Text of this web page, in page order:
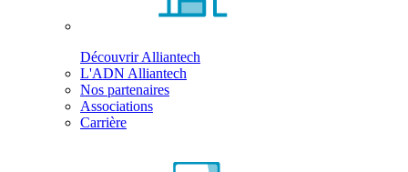
Découvrir Alliantech
L'ADN Alliantech
Nos partenaires
Associations
Carrière